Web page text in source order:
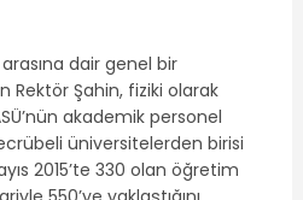
dair genel bir
Şahin, fiziki olarak
akademik personel
üniversitelerden birisi
2015’te 330 olan öğretim